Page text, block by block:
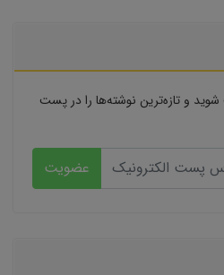
و تازه‌ترین نوشته‌ها را در پست
عضویت